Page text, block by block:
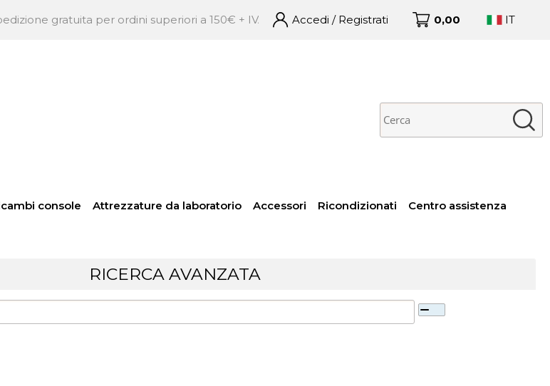
gratuita per ordini superiori a 150€ + IVA – – Ordini ricevuti entro le 16:00 spediti in giornata con GLS
Accedi / Registrati
pulsante "Registrati"
0,00 IT
console Attrezzature da laboratorio Accessori Ricondizionati Centro assistenza
RICERCA AVANZATA